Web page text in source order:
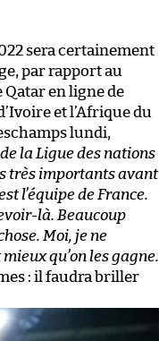
sera certainement
par rapport au
Qatar en ligne de
et l’Afrique du
lundi,
la Ligue des nations
très importants avant
l’équipe de France.
là. Beaucoup
Moi, je ne
qu’on les gagne.
: il faudra briller